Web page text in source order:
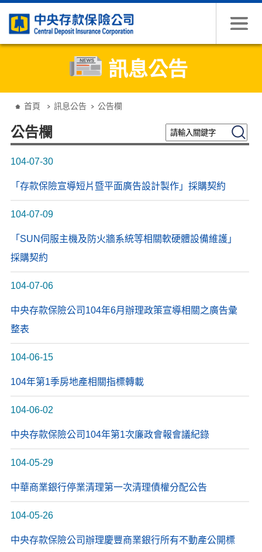
訊息公告
首頁 訊息公告 公告欄
公告欄 請輸入關鍵字 搜尋
104-07-30
「存款保險宣導短片暨平面廣告設計製作」採購契約
104-07-09
「SUN伺服主機及防火牆系統等相關軟硬體設備維護」
採購契約
104-07-06
中央存款保險公司104年6月辦理政策宣導相關之廣告彙
整表
104-06-15
104年第1季房地產相關指標轉載
104-06-02
中央存款保險公司104年第1次廉政會報會議紀錄
104-05-29
中華商業銀行停業清理第一次清理債權分配公告
104-05-26
中央存款保險公司辦理慶豐商業銀行所有不動產公開標